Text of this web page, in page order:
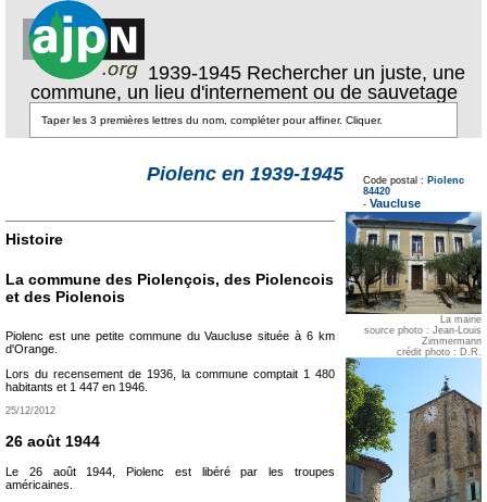
1939-1945 Rechercher un juste, une
commune, un lieu d'internement ou de sauvetage
Piolenc en 1939-1945
Code postal : Piolenc
84420
- Vaucluse
La mairie
source photo : Jean-Louis
Zimmermann
crédit photo : D.R.
Histoire
La commune des Piolençois, des Piolencois
et des Piolenois
Piolenc est une petite commune du Vaucluse située à 6 km
d'Orange.
Lors du recensement de 1936, la commune comptait 1 480
habitants et 1 447 en 1946.
25/12/2012
26 août 1944
Le 26 août 1944, Piolenc est libéré par les troupes
américaines.